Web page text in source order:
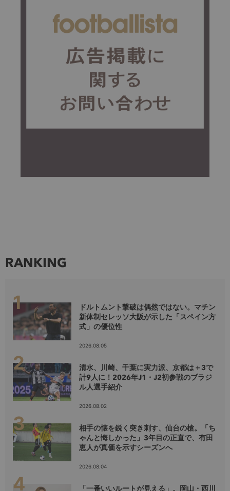
RANKING
ドルトムント撃破は偶然ではない。マチン
新体制セレッソ大阪が示した「スペイン方
式」の優位性
2026.08.05
清水、川崎、千葉に実力派、京都は＋3で
計9人に！2026年J1・J2初参戦のブラジ
ル人選手紹介
2026.08.02
相手の懐を鋭く突き刺す、仙台の槍。「ち
ゃんと悔しかった」3年目の正直で、有田
恵人が真価を示すシーズンへ
2026.08.04
「一番いいルートが見える」。岡山・西川